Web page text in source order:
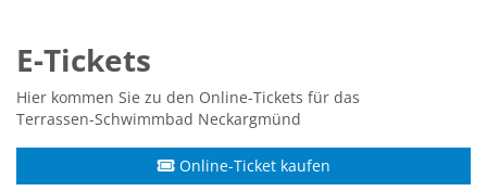
E-Tickets
Hier kommen Sie zu den Online-Tickets für das
Terrassen-Schwimmbad Neckargmünd
Online-Ticket kaufen